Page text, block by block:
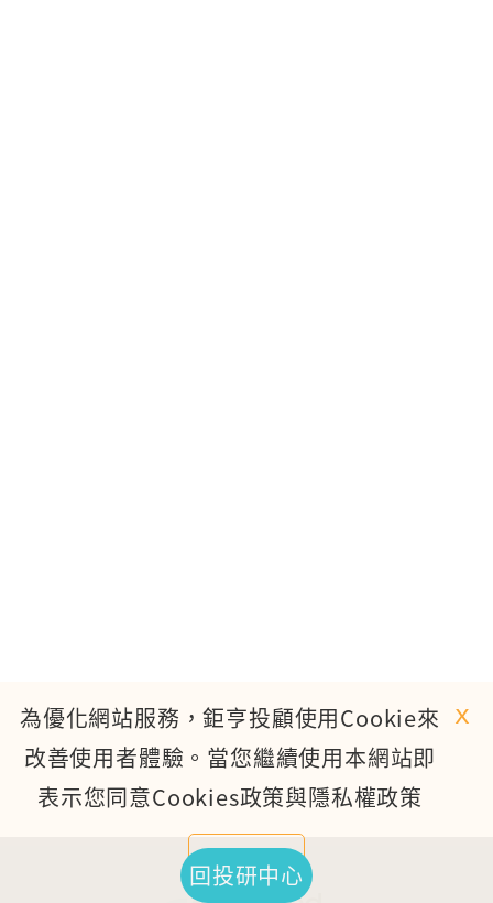
回投研中心
TOP
為優化網站服務，鉅亨投顧使用Cookie來
改善使用者體驗。當您繼續使用本網站即
表示您同意Cookies政策與隱私權政策
繼續使用
ｘ